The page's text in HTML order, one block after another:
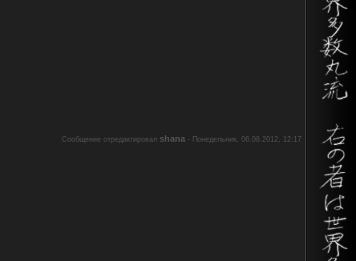
Сообщение отредактировал shana - Понедельник, 06.08.2012, 12:17